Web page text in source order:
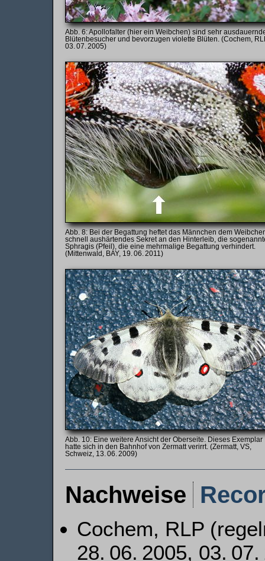
Apollofalter (hier ein Weibchen) sind sehr
Blütenbesucher und bevorzugen violette Blüten. (Cochem,
03. 07. 2005)
Bei der Begattung heftet das Männchen dem
schnell aushärtendes Sekret an den Hinterleib, die
Sphragis (Pfeil), die eine mehrmalige Begattung verhindert.
(Mittenwald, BAY, 19. 06. 2011)
Eine weitere Ansicht der Oberseite. Dieses Exemplar
hatte sich in den Bahnhof von Zermatt verirrt. (Zermatt, VS,
Schweiz, 13. 06. 2009)
Nachweise
Cochem, RLP
28. 06. 2005, 03.